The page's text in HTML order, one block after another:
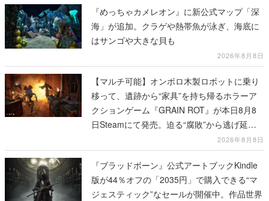
『めっちゃカメレオン』に新公式マップ「深
海」が追加。クラゲや熱帯魚が泳ぎ、海底に
はサンゴや大きな貝も
2026年8月8日
【マルチ可能】オンボロ木製ロボットに乗り
移って、遺跡から“家具”を持ち帰るホラーア
クションゲーム『GRAIN ROT』が本日8月8
日Steamにて発売。迫る“腐敗”から逃げ延
2026年8月8日
『ブラッドボーン』公式アートブックKindle
版が44％オフの「2035円」で購入できる“マ
ジェスティック”なセールが開催中。作品世界